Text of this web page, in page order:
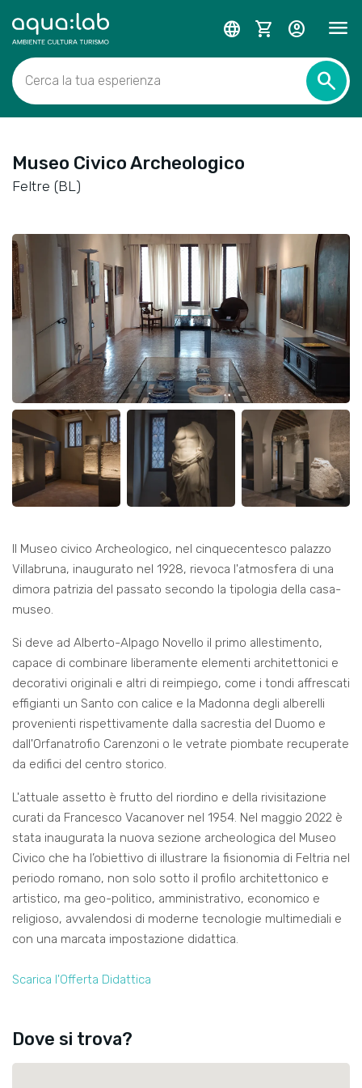
menu
language shopping_cart account_circle
Cerca la tua esperienza search
Museo Civico Archeologico
Feltre (BL)
Il Museo civico Archeologico, nel cinquecentesco palazzo
Villabruna, inaugurato nel 1928, rievoca l'atmosfera di una
dimora patrizia del passato secondo la tipologia della casa-
museo.
Si deve ad Alberto-Alpago Novello il primo allestimento,
capace di combinare liberamente elementi architettonici e
decorativi originali e altri di reimpiego, come i tondi affrescati
effigianti un Santo con calice e la Madonna degli alberelli
provenienti rispettivamente dalla sacrestia del Duomo e
dall'Orfanatrofio Carenzoni o le vetrate piombate recuperate
da edifici del centro storico.
L'attuale assetto è frutto del riordino e della rivisitazione
curati da Francesco Vacanover nel 1954. Nel maggio 2022 è
stata inaugurata la nuova sezione archeologica del Museo
Civico che ha l’obiettivo di illustrare la fisionomia di Feltria nel
periodo romano, non solo sotto il profilo architettonico e
artistico, ma geo-politico, amministrativo, economico e
religioso, avvalendosi di moderne tecnologie multimediali e
con una marcata impostazione didattica.
Scarica l'Offerta Didattica
Dove si trova?